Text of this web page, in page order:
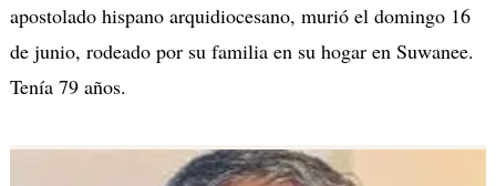
apostolado hispano arquidiocesano, murió el domingo 16
de junio, rodeado por su familia en su hogar en Suwanee.
Tenía 79 años.